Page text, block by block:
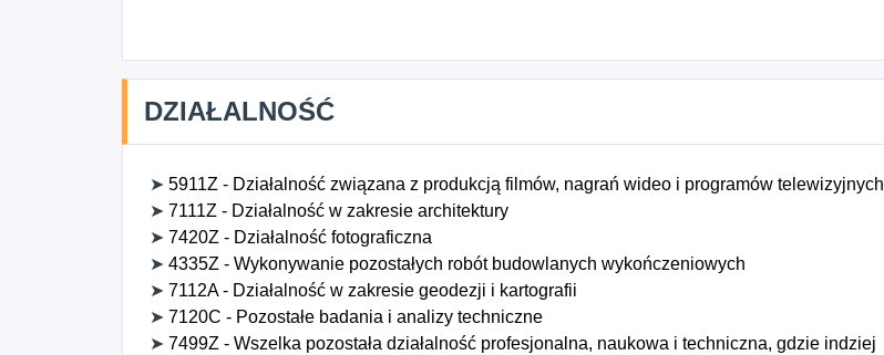
DZIAŁALNOŚĆ
➤ 5911Z - Działalność związana z produkcją filmów, nagrań wideo i programów telewizyjnych
➤ 7111Z - Działalność w zakresie architektury
➤ 7420Z - Działalność fotograficzna
➤ 4335Z - Wykonywanie pozostałych robót budowlanych wykończeniowych
➤ 7112A - Działalność w zakresie geodezji i kartografii
➤ 7120C - Pozostałe badania i analizy techniczne
➤ 7499Z - Wszelka pozostała działalność profesjonalna, naukowa i techniczna, gdzie indziej